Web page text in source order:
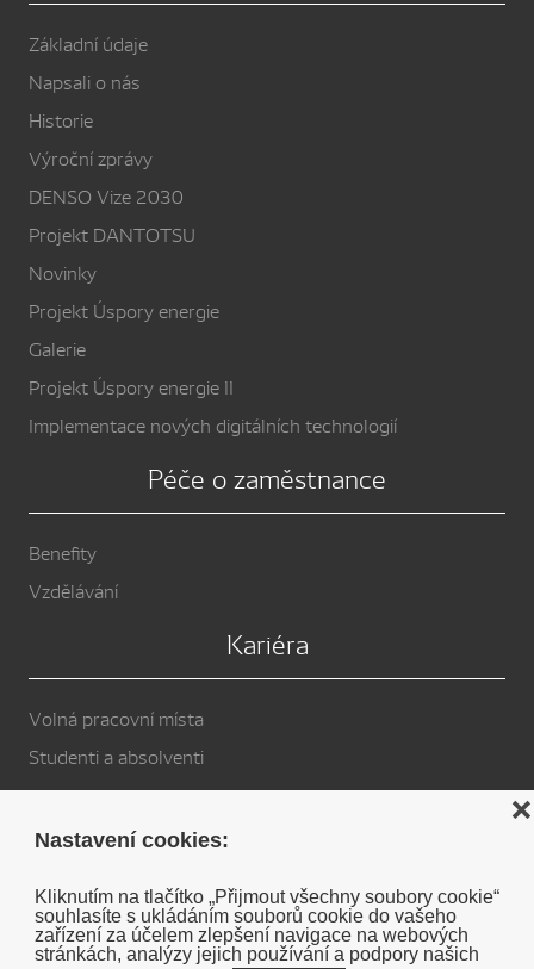
Nastavení cookies:
Kliknutím na tlačítko „Přijmout všechny soubory cookie“
souhlasíte s ukládáním souborů cookie do vašeho
zařízení za účelem zlepšení navigace na webových
stránkách, analýzy jejich používání a podpory našich
❌
Základní údaje
Napsali o nás
Historie
Výroční zprávy
DENSO Vize 2030
Projekt DANTOTSU
Novinky
Projekt Úspory energie
Galerie
Projekt Úspory energie II
Implementace nových digitálních technologií
Péče o zaměstnance
Benefity
Vzdělávání
Kariéra
Volná pracovní místa
Studenti a absolventi
Cookies
Soukromé prohlášení o vyloučení odpovědnosti DENSO